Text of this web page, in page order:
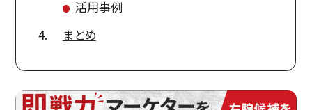
活用事例
まとめ